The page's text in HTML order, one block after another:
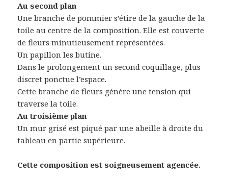
Au second plan
Une branche de pommier s’étire de la gauche de la
toile au centre de la composition. Elle est couverte
de fleurs minutieusement représentées.
Un papillon les butine.
Dans le prolongement un second coquillage, plus
discret ponctue l’espace.
Cette branche de fleurs génère une tension qui
traverse la toile.
Au troisième plan
Un mur grisé est piqué par une abeille à droite du
tableau en partie supérieure.
Cette composition est soigneusement agencée.